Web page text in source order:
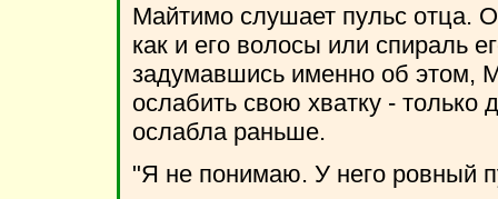
Майтимо слушает пульс отца.
как и его волосы или спираль
задумавшись именно об этом,
ослабить свою хватку - только
ослабла раньше.
"Я не понимаю. У него ровный